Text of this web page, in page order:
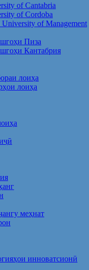
of Cantabria
of Cordoba
University of Management
Пиза
Кантабрия
лоиҳа
лоиҳа
меҳнат
инноватсионӣ